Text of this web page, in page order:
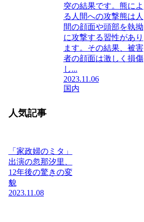
突の結果です。熊によ
る人間への攻撃熊は人
間の顔面や頭部を執拗
に攻撃する習性があり
ます。その結果、被害
者の顔面は激しく損傷
し...
2023.11.06
国内
人気記事
「家政婦のミタ」
出演の忽那汐里、
12年後の驚きの変
貌
2023.11.08